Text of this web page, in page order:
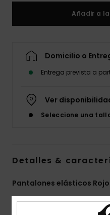
Añadir a
Domicilio o
Entrega prevista a
Ver
Seleccione una
Detalles &
Pantalones elásticos
StyleEQWNP03075